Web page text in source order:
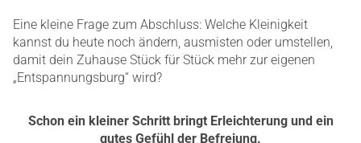
Eine kleine Frage zum Abschluss: Welche Kleinigkeit
kannst du heute noch ändern, ausmisten oder umstellen,
damit dein Zuhause Stück für Stück mehr zur eigenen
„Entspannungsburg“ wird?
Schon ein kleiner Schritt bringt Erleichterung und ein
gutes Gefühl der Befreiung.